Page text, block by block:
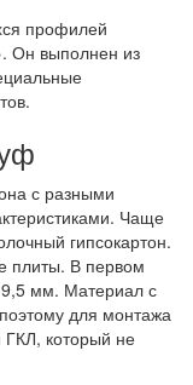
профилей
Он выполнен из
с разными
Чаще
гипсокартон.
плиты. В первом
мм. Материал с
для монтажа
ГКЛ, который не